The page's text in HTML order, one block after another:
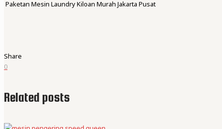
Paketan Mesin Laundry Kiloan Murah Jakarta Pusat
Share
0
Related posts